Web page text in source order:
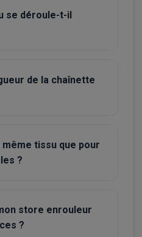
se déroule-t-il
de la chaînette
tissu que pour
?
store enrouleur
?